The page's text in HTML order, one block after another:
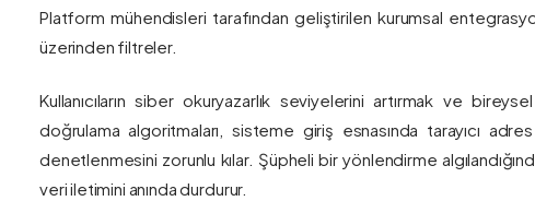
Platform mühendisleri tarafından geliştirilen kurumsal
üzerinden filtreler.
Kullanıcıların siber okuryazarlık seviyelerini artırmak ve
doğrulama algoritmaları, sisteme giriş esnasında tarayıcı
denetlenmesini zorunlu kılar. Şüpheli bir yönlendirme
veri iletimini anında durdurur.